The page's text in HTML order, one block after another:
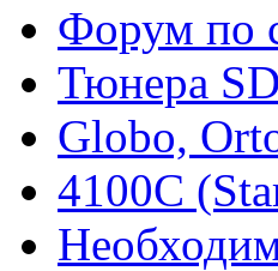
Форум по
Тюнера SD
Globo,
4100C